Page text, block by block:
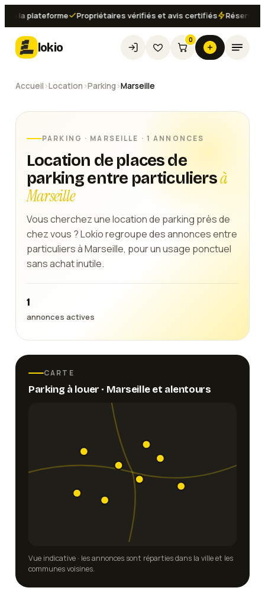
la plateforme Propriétaires vérifiés et avis certifiés Réservation
lokio
0
Accueil ›Location ›Parking›Marseille
PARKING · MARSEILLE · 1 ANNONCES
Location de places de
parking entre particuliersà
Marseille
Vous cherchez une location de parking près de
chez vous ? Lokio regroupe des annonces entre
particuliers à Marseille, pour un usage ponctuel
sans achat inutile.
1
annonces actives
CARTE
Parking à louer · Marseilleet alentours
Vue indicative · les annonces sont réparties dans la ville et les
communes voisines.